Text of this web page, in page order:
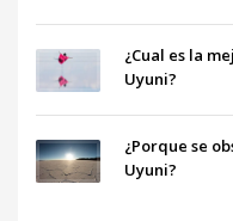
¿Cual es la
Uyuni?
¿Porque se
Uyuni?